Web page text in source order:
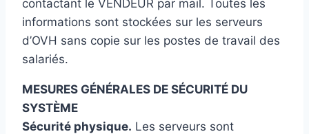
contactant le VENDEUR par mail. Toutes les
informations sont stockées sur les serveurs
d’OVH sans copie sur les postes de travail des
salariés.
MESURES GÉNÉRALES DE SÉCURITÉ DU
SYSTÈME
Sécurité physique. Les serveurs sont